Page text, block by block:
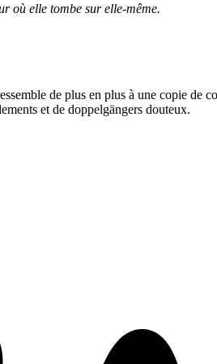
où elle tombe sur elle-même.
de plus en plus à une copie
et de doppelgängers douteux.